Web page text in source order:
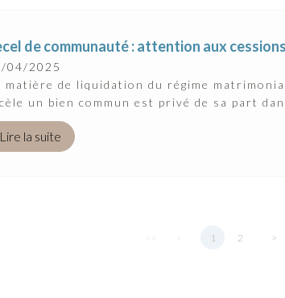
de communauté : attention aux
04/2025
matière de liquidation du régime
un bien commun est privé de sa part
Lire la suite
1 2 >